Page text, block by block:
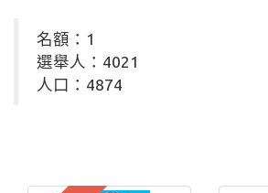
名額：1
選舉人：4021
人口：4874